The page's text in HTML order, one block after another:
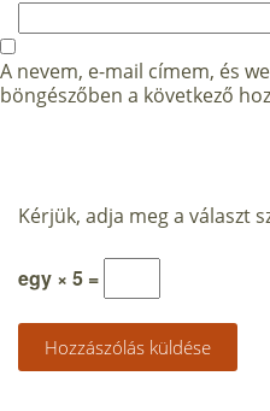
A nevem, e-mail címem, és
böngészőben a következő
Kérjük, adja meg a választ
egy × 5 =